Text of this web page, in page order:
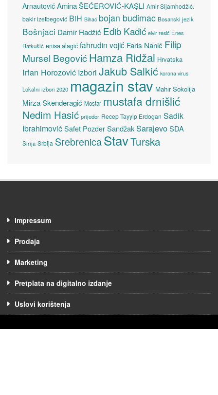
Arnautović Amina ŠEĆEROVIĆ-KAŞLI Amir Sijamhodžić.
bakir izetbegović BiH Bihać bojan budimac Bosanski jezik
Bošnjaci Damir Hadžić Edib Kadić elvir resić Enes
Ratkušić enisa alagić fahrudin vojić Faris Nanić Filip
Mursel Begović Hamza Ridžal Hrvatska
Irfan Horozović Izbori Jakub Salkić korona virus
Lokalni izbori 2020 magazin stav Mahir Sokolija
Mirza Skenderagić Mostar mustafa drnišlić
Nedim Hasić prijedor Recep Tayyip Erdogan Sadik
Ibrahimović Safet Pozder SandžakSarajevoSDA
Sirija Srbija SrebrenicaStavTurska
Impressum
Prodaja
Marketing
Pretplata na digitalno izdanje
Uslovi korištenja